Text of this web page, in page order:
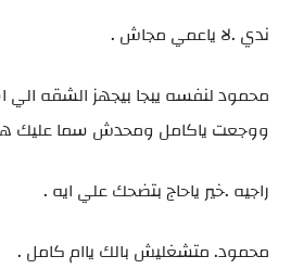
ندي .لا ياعمي مجاش .
محمود لنفسه يبجا بيجهز الشقه الي
ووجعت ياكامل ومحدش سما
راجيه .خير ياحاج بتضحك علي ايه .
محمود. متشغليش بالك ياام كامل .